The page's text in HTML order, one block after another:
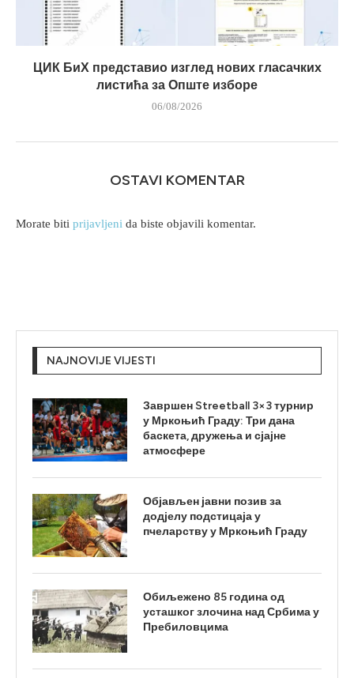
ЦИК БиХ представио изглед нових гласачких
листића за Опште изборе
06/08/2026
OSTAVI KOMENTAR
Morate biti prijavljeni da biste objavili komentar.
NAJNOVIJE VIJESTI
Завршен Streetball 3×3 турнир
у Мркоњић Граду: Три дана
баскета, дружења и сјајне
атмосфере
Објављен јавни позив за
додјелу подстицаја у
пчеларству у Мркоњић Граду
Обиљежено 85 година од
усташког злочина над Србима у
Пребиловцима